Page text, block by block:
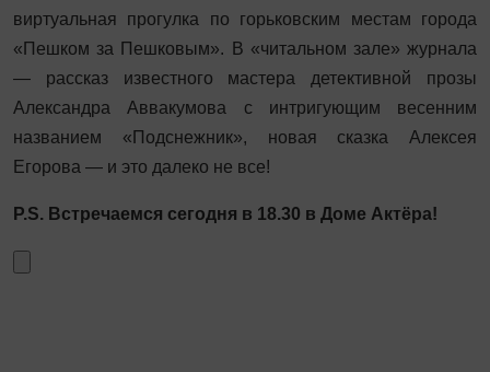
виртуальная прогулка по горьковским местам города
«Пешком за Пешковым». В «читальном зале» журнала
— рассказ известного мастера детективной прозы
Александра Аввакумова с интригующим весенним
названием «Подснежник», новая сказка Алексея
Егорова — и это далеко не все!
P.S. Встречаемся сегодня в 18.30 в Доме Актёра!